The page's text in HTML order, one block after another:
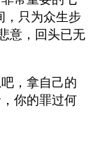
，只为众生步
意，回头已无
，拿自己的
你的罪过何